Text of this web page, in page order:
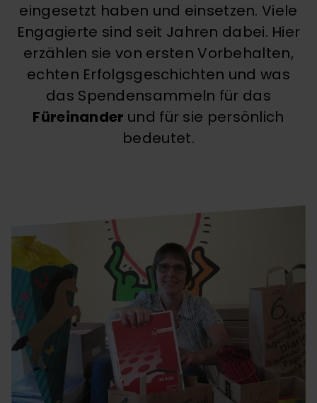
eingesetzt haben und einsetzen. Viele
Engagierte sind seit Jahren dabei. Hier
erzählen sie von ersten Vorbehalten,
echten Erfolgsgeschichten und was
das Spendensammeln für das
Füreinander und für sie persönlich
bedeutet.